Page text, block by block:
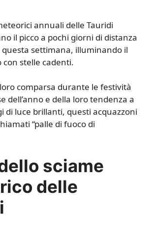
annuali delle Tauridi
il picco a pochi giorni di distanza
questa settimana, illuminando il
stelle cadenti.
comparsa durante le festività
dell’anno e della loro tendenza a
di luce brillanti, questi acquazzoni
“palle di fuoco di
sciame
delle